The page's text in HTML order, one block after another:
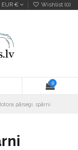
EUR € Wishlist (0)
0
pārsegi, spārni